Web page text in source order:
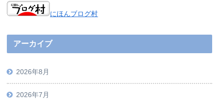
にほんブログ村
アーカイブ
2026年8月
2026年7月